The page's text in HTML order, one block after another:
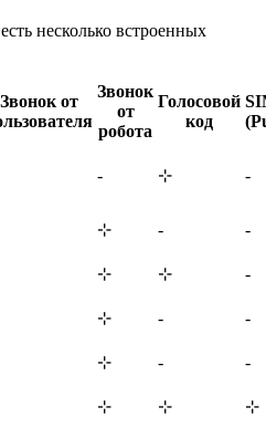
несколько встроенных
Звонок от
Звонок
от
робота
Голосовой
код
- ⊹ -
⊹ -
-
⊹ ⊹
-
⊹ -
-
⊹ -
-
⊹ ⊹
⊹